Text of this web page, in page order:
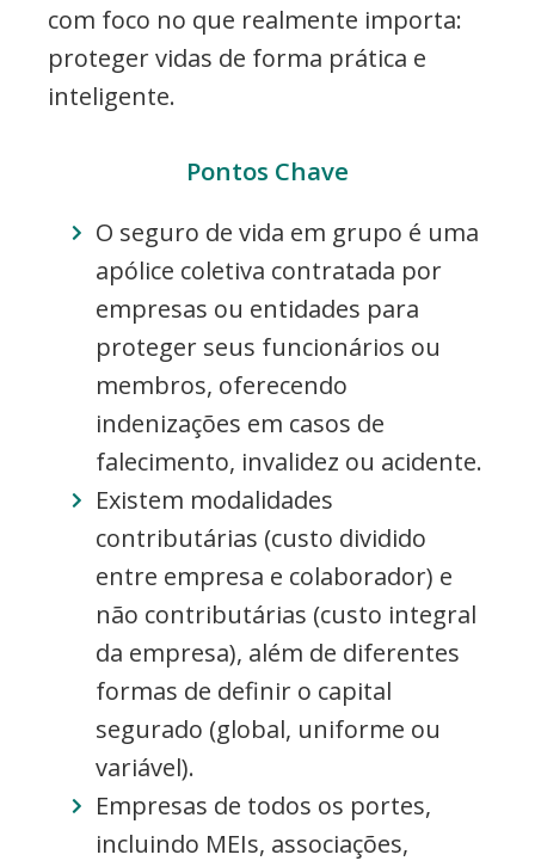
com foco no que realmente importa:
proteger vidas de forma prática e
inteligente.
Pontos Chave
O seguro de vida em grupo é uma
apólice coletiva contratada por
empresas ou entidades para
proteger seus funcionários ou
membros, oferecendo
indenizações em casos de
falecimento, invalidez ou acidente.
Existem modalidades
contributárias (custo dividido
entre empresa e colaborador) e
não contributárias (custo integral
da empresa), além de diferentes
formas de definir o capital
segurado (global, uniforme ou
variável).
Empresas de todos os portes,
incluindo MEIs, associações,